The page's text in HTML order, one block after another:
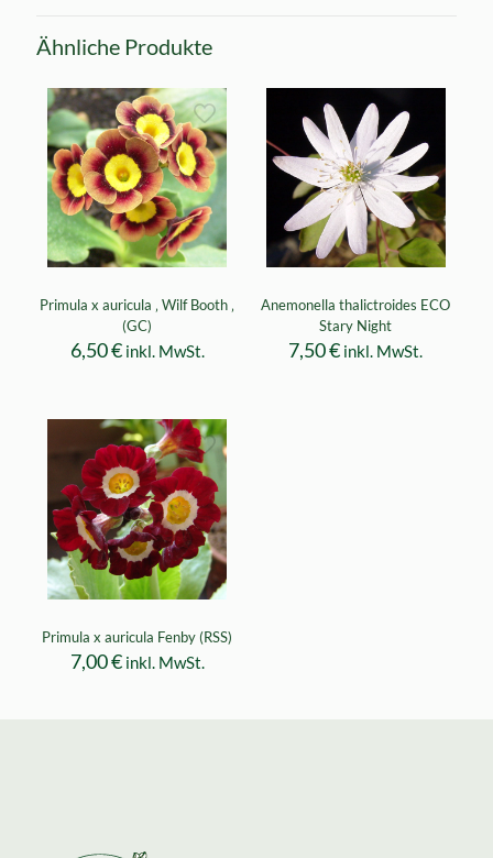
Ähnliche Produkte
Primula x auricula ‚ Wilf Booth ‚
(GC)
6,50€ inkl. MwSt.
Anemonella thalictroides ECO
Stary Night
7,50€ inkl. MwSt.
Primula x auricula Fenby (RSS)
7,00€ inkl. MwSt.